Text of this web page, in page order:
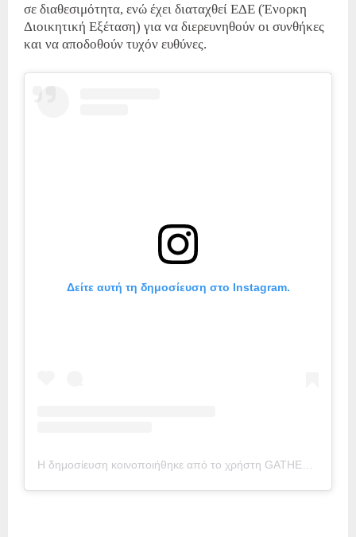
σε διαθεσιμότητα, ενώ έχει διαταχθεί ΕΔΕ (Ένορκη
Διοικητική Εξέταση) για να διερευνηθούν οι συνθήκες
και να αποδοθούν τυχόν ευθύνες.
Δείτε αυτή τη δημοσίευση στο Instagram.
Η δημοσίευση κοινοποιήθηκε από το χρήστη GATHER 4 GAZA (@gather_4_gaza)